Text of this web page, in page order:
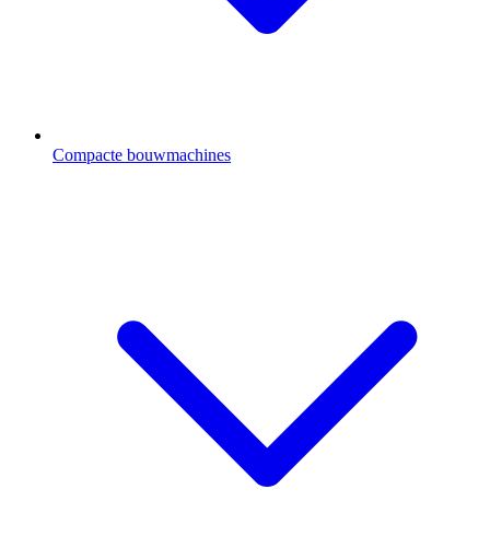
Compacte bouwmachines